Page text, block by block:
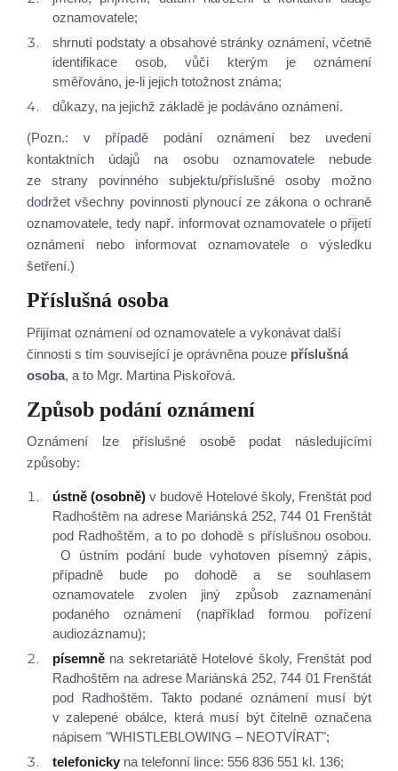
oznamovatele;
shrnutí podstaty a obsahové stránky oznámení, včetně
identifikace osob, vůči kterým je oznámení
směřováno, je‑li jejich totožnost známa;
důkazy, na jejichž základě je podáváno oznámení.
(Pozn.: v případě podání oznámení bez uvedení
kontaktních údajů na osobu oznamovatele nebude
ze strany povinného subjektu/příslušné osoby možno
dodržet všechny povinnosti plynoucí ze zákona o ochraně
oznamovatele, tedy např. informovat oznamovatele o přijetí
oznámení nebo informovat oznamovatele o výsledku
šetření.)
Příslušná osoba
Přijímat oznámení od oznamovatele a vykonávat další
činnosti s tím související je oprávněna pouze příslušná
osoba, a to Mgr. Martina Piskořová.
Způsob podání oznámení
Oznámení lze příslušné osobě podat následujícími
způsoby:
ústně (osobně)v budově Hotelové školy, Frenštát pod
Radhoštěm na adrese Mariánská 252, 744 01 Frenštát
pod Radhoštěm, a to po dohodě s příslušnou osobou.
O ústním podání bude vyhotoven písemný zápis,
případně bude po dohodě a se souhlasem
oznamovatele zvolen jiný způsob zaznamenání
podaného oznámení (například formou pořízení
audiozáznamu);
písemněna sekretariátě Hotelové školy, Frenštát pod
Radhoštěm na adrese Mariánská 252, 744 01 Frenštát
pod Radhoštěm. Takto podané oznámení musí být
v zalepené obálce, která musí být čitelně označena
nápisem "WHISTLEBLOWING – NEOTVÍRAT";
telefonickyna telefonní lince: 556 836 551 kl. 136;